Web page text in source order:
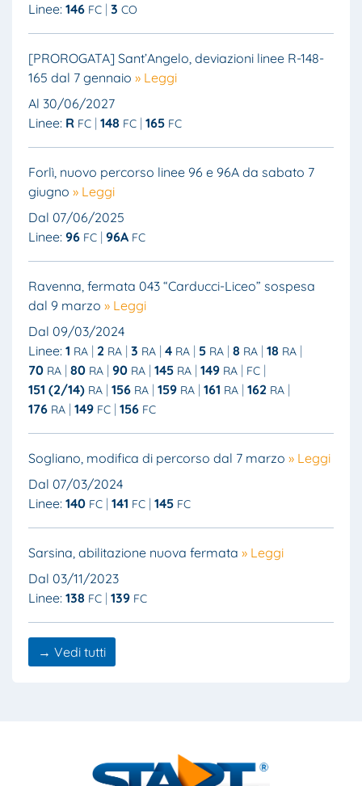
Linee: 146 FC 3 CO
[PROROGATA] Sant’Angelo, deviazioni linee R-148-
165 dal 7 gennaio » Leggi
Al 30/06/2027
Linee: R FC 148 FC 165 FC
Forlì, nuovo percorso linee 96 e 96A da sabato 7
giugno » Leggi
Dal 07/06/2025
Linee: 96 FC 96A FC
Ravenna, fermata 043 “Carducci-Liceo” sospesa
dal 9 marzo » Leggi
Dal 09/03/2024
Linee: 1 RA 2 RA 3 RA 4 RA 5 RA 8 RA 18 RA
70 RA 80 RA 90 RA 145 RA 149 RA FC
151 (2/14) RA 156 RA 159 RA 161 RA 162 RA
176 RA 149 FC 156 FC
Sogliano, modifica di percorso dal 7 marzo » Leggi
Dal 07/03/2024
Linee: 140 FC 141 FC 145 FC
Sarsina, abilitazione nuova fermata » Leggi
Dal 03/11/2023
Linee: 138 FC 139 FC
→ Vedi tutti